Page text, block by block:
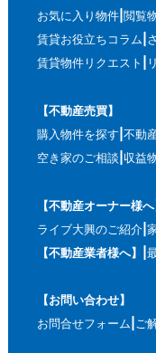
お気に入り物件 閲覧
賃貸お役立ちコラム
賃貸物件リクエスト
【不動産売買】
購入物件を探す 不動
空き家のご相談 収益
【不動産オーナー様へ
ライブ大興のご紹介
【不動産業者様へ】
【お問い合わせ】
お問合せフォーム ご